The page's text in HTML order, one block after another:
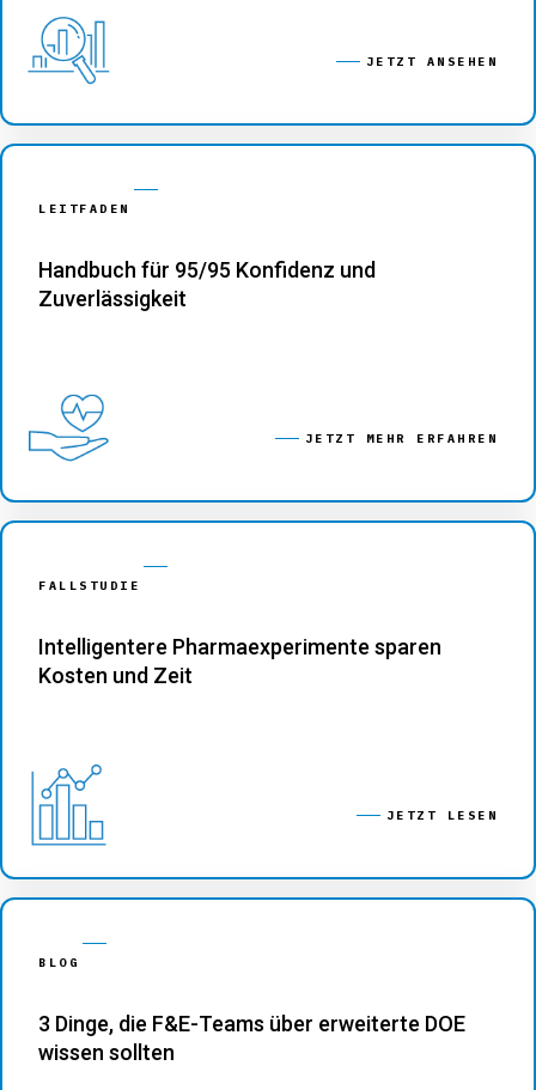
JETZT ANSEHEN
LEITFADEN
Handbuch für 95/95 Konfidenz und
Zuverlässigkeit
JETZT MEHR ERFAHREN
FALLSTUDIE
Intelligentere Pharmaexperimente sparen
Kosten und Zeit
JETZT LESEN
BLOG
3 Dinge, die F&E-Teams über erweiterte DOE
wissen sollten